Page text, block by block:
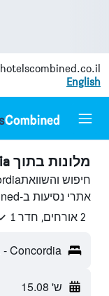
hotelscombined.co.il
English
מלונות בתוך Concordia, בלו הוריזונטה
אתרי נסיעות ב-HotelsCombined.
2 אורחים, חדר 1
ש' 15.08